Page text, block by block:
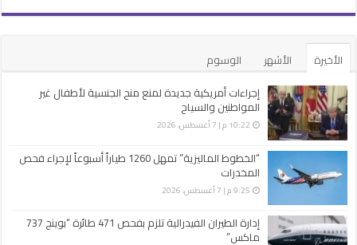
الأخيرة الأشهر
الوسوم
إجراءات أمريكية جديدة لمنع منح الجنسية لأطفال غير
المواطنين والسياح
10:22 م | 7 أغسطس، 2026
“الخطوط الماليزية” تمهل 1260 طياراً أسبوعاً لإجراء فحص
المخدرات
9:25 م | 7 أغسطس، 2026
إدارة الطيران الفيدرالية تلزم بفحص 471 طائرة “بوينج 737
ماكس”